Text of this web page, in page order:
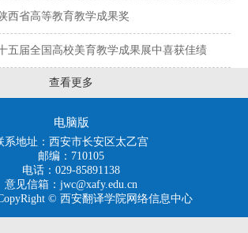
西省高等教育教学成果奖
五届全国高校美育教学成果展中喜获佳绩
查看更多
电脑版
系地址：西安市长安区太乙宫
邮编：710105
电话：029-85891138
意见信箱：jwc@xafy.edu.cn
© 西安翻译学院网络信息中心